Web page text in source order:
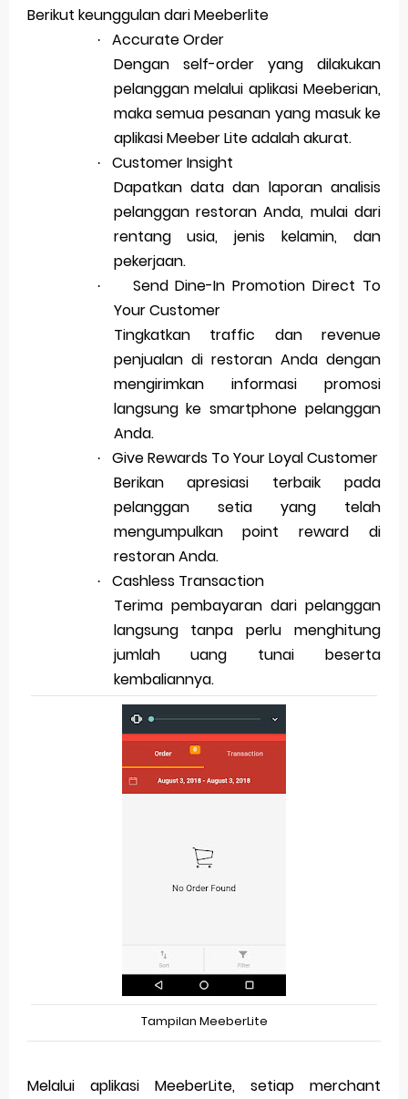
Berikut keunggulan dari Meeberlite
·
Accurate Order
Dengan self-order yang dilakukan
pelanggan melalui aplikasi Meeberian,
maka semua pesanan yang masuk ke
aplikasi Meeber Lite adalah akurat.
·
Customer Insight
Dapatkan data dan laporan analisis
pelanggan restoran Anda, mulai dari
rentang usia, jenis kelamin, dan
pekerjaan.
·
Send Dine-In Promotion Direct To
Your Customer
Tingkatkan traffic dan revenue
penjualan di restoran Anda dengan
mengirimkan informasi promosi
langsung ke smartphone pelanggan
Anda.
·
Give Rewards To Your Loyal Customer
Berikan apresiasi terbaik pada
pelanggan setia yang telah
mengumpulkan point reward di
restoran Anda.
·
Cashless Transaction
Terima pembayaran dari pelanggan
langsung tanpa perlu menghitung
jumlah uang tunai beserta
kembaliannya.
Tampilan MeeberLite
Melalui aplikasi MeeberLite, setiap merchant